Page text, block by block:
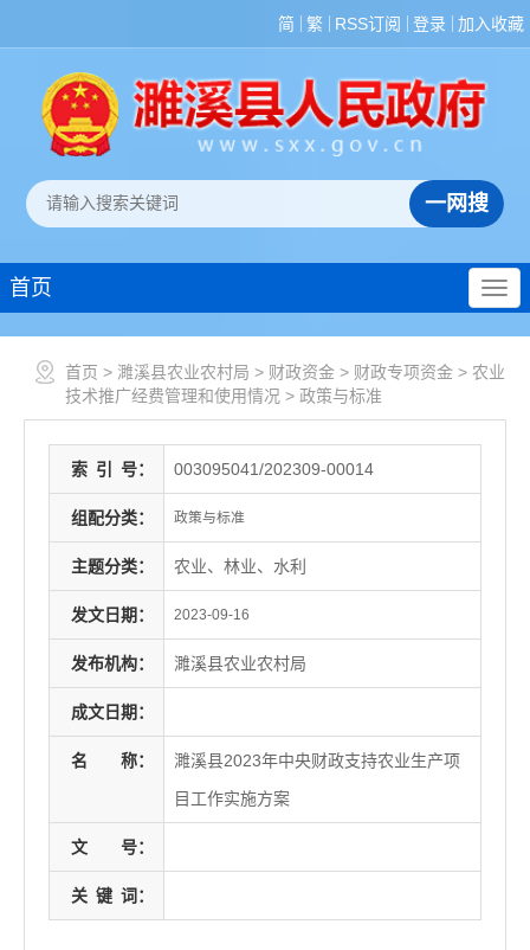
简 繁 RSS订阅 登录 加入收藏
首页
首页 > 濉溪县农业农村局 > 财政资金 > 财政专项资金 > 农业
技术推广经费管理和使用情况 > 政策与标准
索 引 号： 003095041/202309-00014
组配分类： 政策与标准
主题分类： 农业、林业、水利
发文日期： 2023-09-16
发布机构： 濉溪县农业农村局
成文日期：
名 称：
濉溪县2023年中央财政支持农业生产项
目工作实施方案
文 号：
关 键 词：